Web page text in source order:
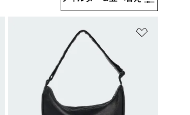
ほしいものリストに追加